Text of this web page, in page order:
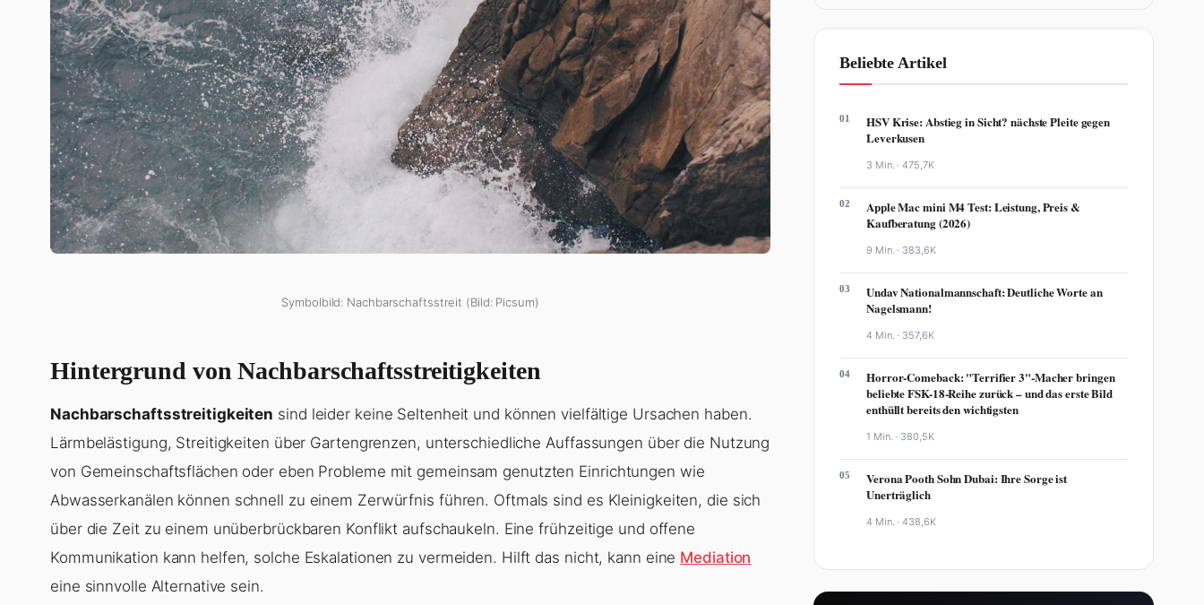
Symbolbild: Nachbarschaftsstreit (Bild: Picsum)
Hintergrund von Nachbarschaftsstreitigkeiten
Nachbarschaftsstreitigkeiten sind leider keine Seltenheit und können vielfältige Ursachen haben.
Lärmbelästigung, Streitigkeiten über Gartengrenzen, unterschiedliche Auffassungen über die Nutzung
von Gemeinschaftsflächen oder eben Probleme mit gemeinsam genutzten Einrichtungen wie
Abwasserkanälen können schnell zu einem Zerwürfnis führen. Oftmals sind es Kleinigkeiten, die sich
über die Zeit zu einem unüberbrückbaren Konflikt aufschaukeln. Eine frühzeitige und offene
Kommunikation kann helfen, solche Eskalationen zu vermeiden. Hilft das nicht, kann eine Mediation
eine sinnvolle Alternative sein.
Beliebte Artikel
01
HSV Krise: Abstieg in Sicht? nächste Pleite gegen
Leverkusen
3 Min. ·475,7K
02
Apple Mac mini M4 Test: Leistung, Preis &
Kaufberatung (2026)
9 Min. · 383,6K
03
Undav Nationalmannschaft: Deutliche Worte an
Nagelsmann!
4 Min. · 357,6K
04
Horror-Comeback: "Terrifier 3"-Macher bringen
beliebte FSK-18-Reihe zurück – und das erste Bild
enthüllt bereits den wichtigsten
1 Min. · 380,5K
05
Verona Pooth Sohn Dubai: Ihre Sorge ist
Unerträglich
4 Min. ·438,6K